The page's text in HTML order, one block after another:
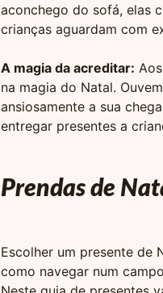
aconchego do sofá, elas
crianças aguardam com
A magia da acreditar:
na magia do Natal.
ansiosamente a sua
entregar presentes a
Prendas de
Escolher um presente de
como navegar num